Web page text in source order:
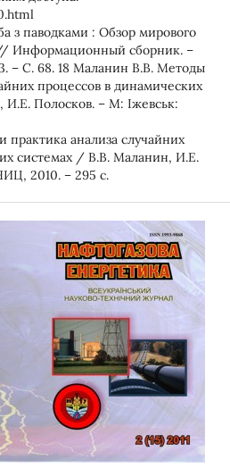
з паводками : Обзор мирового
Информационный сборник. –
– С. 68. 18 Маланин В.В. Методы
процессов в динамических
Полосков. – М: Іжевськ:
анализа случайних
системах / В.В. Маланин, И.Е.
2010. – 295 с.